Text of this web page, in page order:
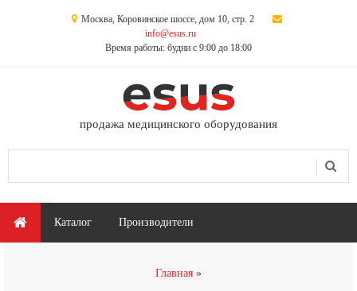
Москва, Коровинское шоссе, дом 10, стр. 2
info@esus.ru
Время работы: будни с 9:00 до 18:00
продажа медицинского оборудования
Главное меню
Каталог Производители
Главная